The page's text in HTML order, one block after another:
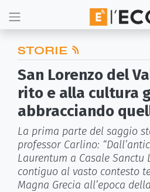
STORIE
San Lorenzo del
rito e alla cultura
abbracciando
La prima parte del saggio
professor Carlino:
Laurentum a Casale Sanctu
contiguo al vasto contesto
Magna Grecia all’epoca